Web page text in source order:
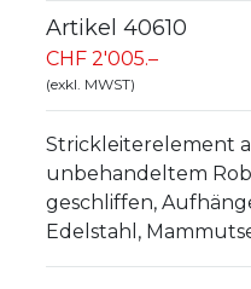
Artikel 40610
CHF 2'005.–
(exkl. MWST)
Strickleiterelement
unbehandeltem
geschliffen,
Edelstahl,